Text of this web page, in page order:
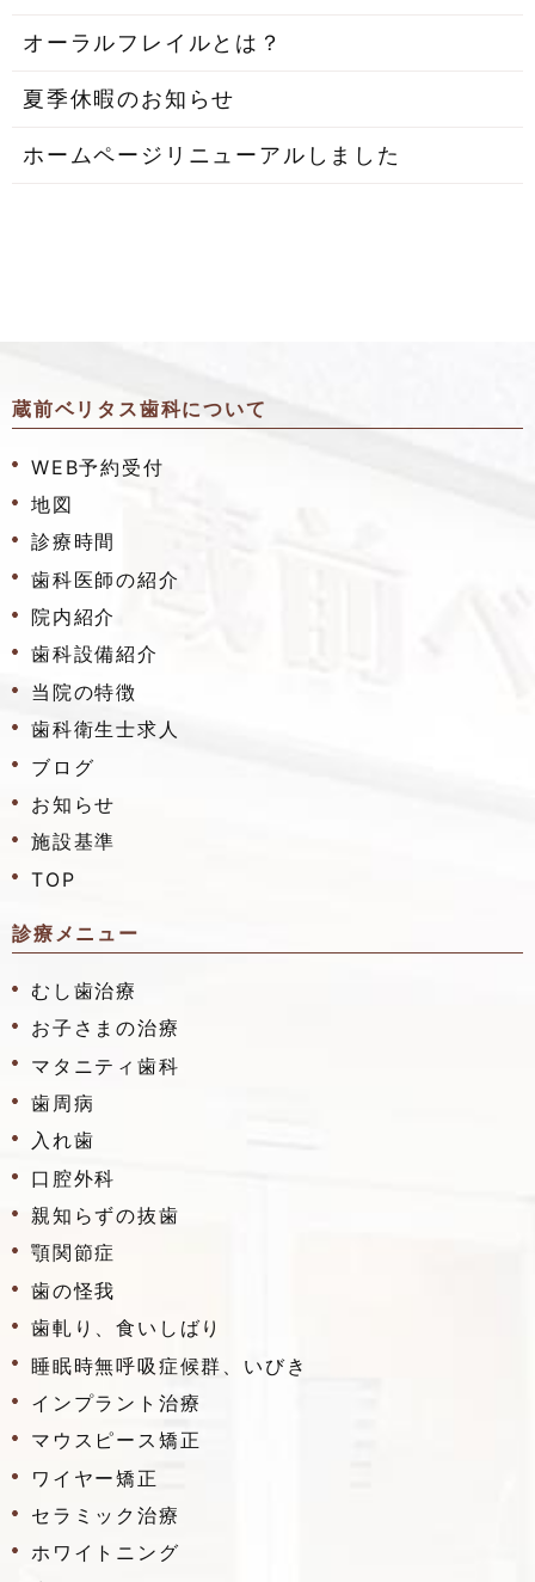
オーラルフレイルとは？
夏季休暇のお知らせ
ホームページリニューアルしました
蔵前ベリタス歯科について
WEB予約受付
地図
診療時間
歯科医師の紹介
院内紹介
歯科設備紹介
当院の特徴
歯科衛生士求人
ブログ
お知らせ
施設基準
TOP
診療メニュー
むし歯治療
お子さまの治療
マタニティ歯科
歯周病
入れ歯
口腔外科
親知らずの抜歯
顎関節症
歯の怪我
歯軋り、食いしばり
睡眠時無呼吸症候群、いびき
インプラント治療
マウスピース矯正
ワイヤー矯正
セラミック治療
ホワイトニング